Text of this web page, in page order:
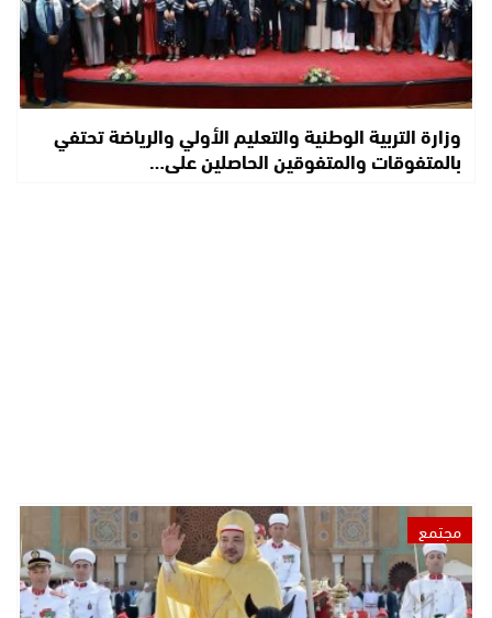
وزارة التربية الوطنية والتعليم الأولي والرياضة تحتفي
بالمتفوقات والمتفوقين الحاصلين على…
مجتمع